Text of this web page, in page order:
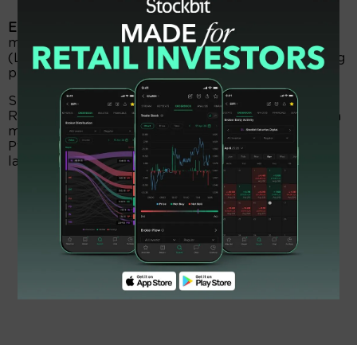
EmitenNews.com - Rukun Raharja (RAJA)
mencaplok 5 persen saham Layar Nusantara Gas
(LNG) USD38,57 juta. Itu dilakukan untuk mendukung
pengembangan kegiatan usaha di masa mendatang.
Sebagai bagian dari transaksi itu, pada 8 Mei 2026,
RAJA telah melaksanakan pemenuhan kesepakatan
melalui pembayaran deposit kepada Genting LNG
Pte. Ltd, anak usaha yang dimiliki secara tidak
langsung 95 persen oleh Genting Berhad.